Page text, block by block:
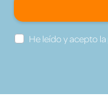
He leído y acepto la